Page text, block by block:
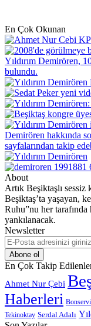
En Çok Okunan
About
Artık Beşiktaşlı sessiz
Beşiktaş’ta yaşayan,
Ruhu”nu her tarafında
yankılanacak.
Newsletter
E-
Posta
adresinizi
giriniz
En Çok Takip
Ahmet Nur Çebi
Haberleri
Tekinoktay Serdal Adalı